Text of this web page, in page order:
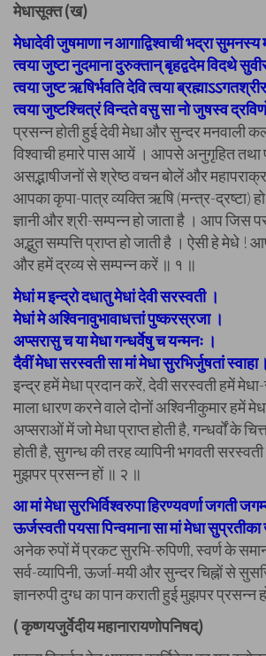
मेधासूक्त (ख)
मेधादेवी जुषमाणा न आगाद्विश्वाची भद्रा सुमनस्य
त्वया जुष्टा नुदमाना दुरुक्तान् बृहद्वदेम विदथे
त्वया जुष्ट ऋषिर्भवति देवि त्वया
त्वया जुष्टश्चित्रं विन्दते वसु सा नो जुषस्व
प्रसन्न होती हुई देवी मेधा और सुन्दर मनवाली
विश्वाची हमारे पास आयें । आपसे अनुगृहित तथा
असद्भाषीजनों से श्रेष्ठ वचन बोलें और
आपका कृपा-पात्र व्यक्ति ऋषि (मन्त्र-द्रष्टा) हो
ज्ञानी और श्री-सम्पन्न हो जाता है । आप जिस
अद्भुत सम्पत्ति प्राप्त हो जाती है । ऐसी हे मेधे !
और हमें द्रव्य से सम्पन्न करें ॥ १ ॥
मेधां म इन्द्रो दधातु मेधां देवी सरस्वती ।
मेधां मे अश्विनावुभावाधत्तां पुष्करस्रजा ।
अप्सरासु च या मेधा गन्धर्वेषु च यन्मनः ।
दैवीं मेधा सरस्वती सा मां मेधा सुरभिर्जुषतां
इन्द्र हमें मेधा प्रदान करें, देवी सरस्वती हमें
माला धारण करने वाले दोनों अश्विनीकुमार हमें
अप्सराओं में जो मेधा प्राप्त होती है, गन्धर्वों के
होती है, सुगन्ध की तरह व्यापिनी भगवती
मुझपर प्रसन्न हों ॥ २ ॥
आ मां मेधा सुरभिर्विश्वरुपा हिरण्यवर्णा जगती
ऊर्जस्वती पयसा पिन्वमाना सा मां मेधा
अनेक रुपों में प्रकट सुरभि-रुपिणी, स्वर्ण के
सर्व-व्यापिनी, ऊर्जा-मयी और सुन्दर चिह्नों से
ज्ञानरुपी दुग्ध का पान कराती हुई मुझपर प्रसन्न
( कृष्णयजुर्वेदीय महानारायणोपनिषद्)